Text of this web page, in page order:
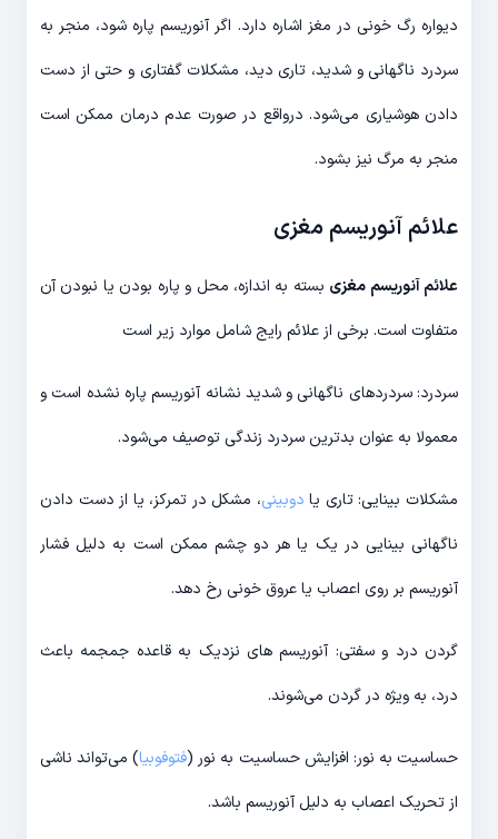
دیواره رگ خونی در مغز اشاره دارد. اگر آنوریسم پاره شود، منجر به
سردرد ناگهانی و شدید، تاری دید، مشکلات گفتاری و حتی از دست
دادن هوشیاری می‌شود. درواقع در صورت عدم درمان ممکن است
منجر به مرگ نیز بشود.
علائم آنوریسم مغزی
علائم آنوریسم مغزی بسته به اندازه، محل و پاره بودن یا نبودن آن
متفاوت است. برخی از علائم رایج شامل موارد زیر است
سردرد: سردردهای ناگهانی و شدید نشانه آنوریسم پاره نشده است و
معمولا به عنوان بدترین سردرد زندگی توصیف می‌شود.
مشکلات بینایی: تاری یا دوبینی، مشکل در تمرکز، یا از دست دادن
ناگهانی بینایی در یک یا هر دو چشم ممکن است به دلیل فشار
آنوریسم بر روی اعصاب یا عروق خونی رخ دهد.
گردن درد و سفتی: آنوریسم های نزدیک به قاعده جمجمه باعث
درد، به ویژه در گردن می‌شوند.
حساسیت به نور: افزایش حساسیت به نور (فتوفوبیا) می‌تواند ناشی
از تحریک اعصاب به دلیل آنوریسم باشد.